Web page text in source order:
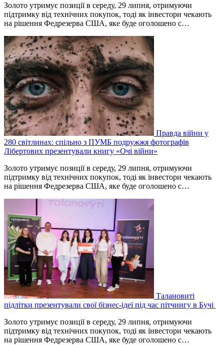
Золото утримує позиції в середу, 29 липня, отримуючи
підтримку від технічних покупок, тоді як інвестори чекають
на рішення Федрезерва США, яке буде оголошено ‌с…
Правда війни у
280 світлинах: спільно з ПУМБ подружжя фотографів
Лібертових презентували книгу «Очі війни»
Золото утримує позиції в середу, 29 липня, отримуючи
підтримку від технічних покупок, тоді як інвестори чекають
на рішення Федрезерва США, яке буде оголошено ‌с…
Талановиті
підлітки презентували свої бізнес-ідеї під час пітчингу в Бучі
Золото утримує позиції в середу, 29 липня, отримуючи
підтримку від технічних покупок, тоді як інвестори чекають
на рішення Федрезерва США, яке буде оголошено ‌с…